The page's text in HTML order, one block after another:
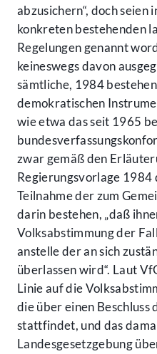
abzusichern“, doch
konkreten bestehenden
Regelungen genannt
keineswegs davon
sämtliche, 1984
demokratischen
wie etwa das seit 1965
zwar gemäß den
Regierungsvorlage
Teilnahme der zum
darin bestehen, „daß
Volksabstimmung der
anstelle der an sich
überlassen wird“. Laut
Linie auf die
die über einen Beschluss
stattfindet, und das
Landesgesetzgebung